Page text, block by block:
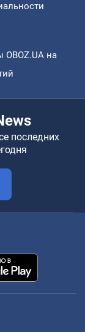
на
последних